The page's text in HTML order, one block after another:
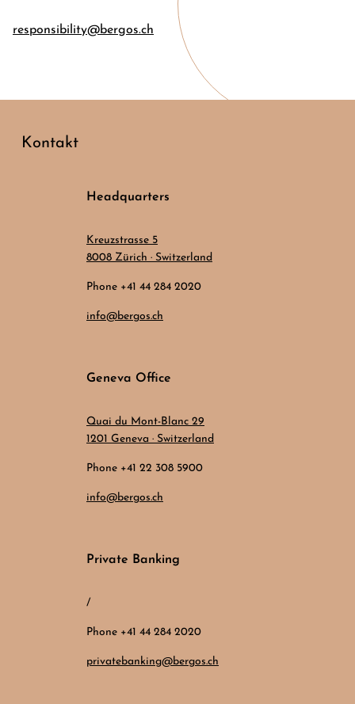
responsibility@bergos.ch
Kontakt
Headquarters
Kreuzstrasse 5
8008 Zürich · Switzerland
Phone +41 44 284 2020
info@bergos.ch
Geneva Office
Quai du Mont-Blanc 29
1201 Geneva · Switzerland
Phone +41 22 308 5900
info@bergos.ch
Private Banking
/
Phone +41 44 284 2020
privatebanking@bergos.ch